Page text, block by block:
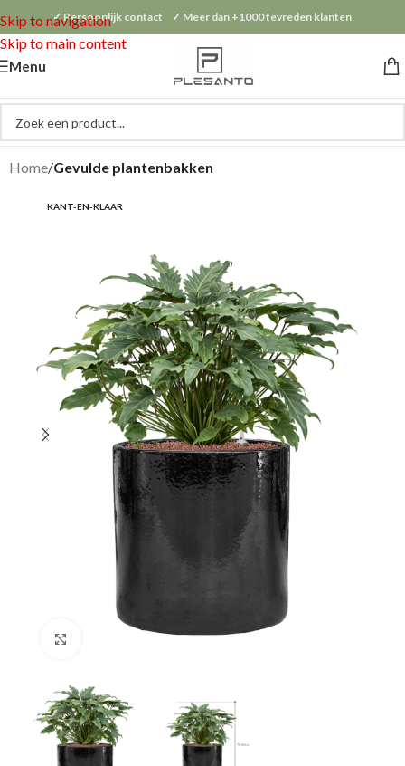
Skip to navigation
Skip to main content
✓ Persoonlijk contact ✓ Meer dan +1000 tevreden klanten
Menu
Home Gevulde plantenbakken
KANT-EN-KLAAR
Klik om te vergroten